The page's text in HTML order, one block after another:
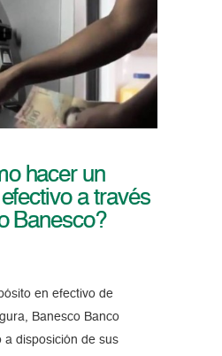
hacer un
a través
Banesco?
en efectivo de
Banesco Banco
a disposición de sus